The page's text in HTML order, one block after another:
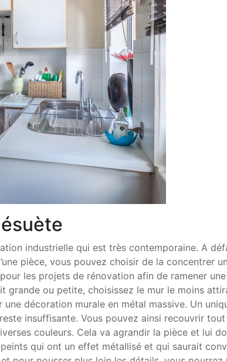
industrielle qui est très contemporaine. A
pièce, vous pouvez choisir de la concentrer
les projets de rénovation afin de ramener une
grande ou petite, choisissez le mur le moins
décoration murale en métal massive. Un
reste insuffisante. Vous pouvez ainsi recouvrir tout
couleurs. Cela va agrandir la pièce et lui
qui ont un effet métallisé et qui saurait